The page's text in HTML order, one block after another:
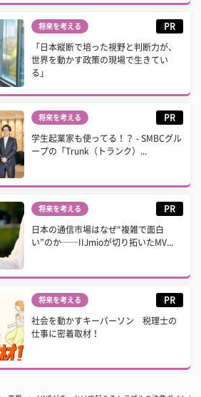
将来を考える PR
「日本縦断で培った視野と判断力が、
世界を動かす政策の現場で生きてい
る」
将来を考える PR
学生起業家も使ってる！？ - SMBCグル
ープの「Trunk（トランク）...
将来を考える PR
日本の通信市場はなぜ“複雑で面白
い”のか──IIJmioが切り拓いたMV...
将来を考える PR
社会を動かすキーパーソン 税理士の
仕事に密着取材！